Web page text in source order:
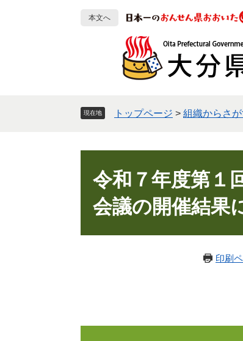
本文へ
現在地 トップページ > 組織からさが
令和７年度第１
会議の開催結果
印刷